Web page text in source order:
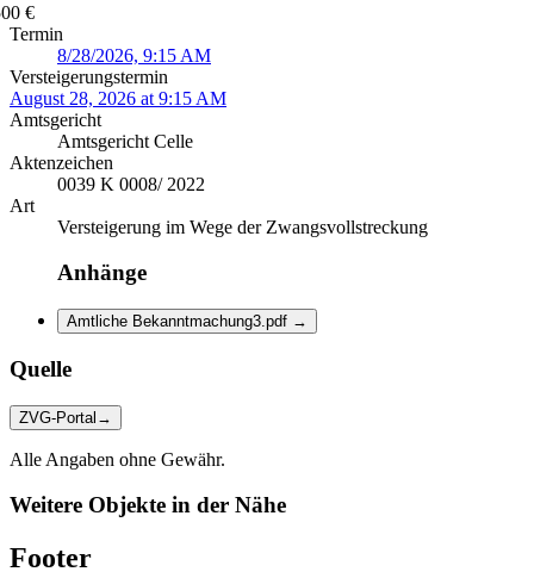
€
Termin
8/28/2026, 9:15 AM
Versteigerungstermin
August 28, 2026 at 9:15 AM
Amtsgericht
Amtsgericht Celle
Aktenzeichen
0039 K 0008/ 2022
Art
Versteigerung im Wege der Zwangsvollstreckung
Anhänge
Amtliche Bekanntmachung3.pdf →
Quelle
ZVG-Portal →
Alle Angaben ohne Gewähr.
Weitere Objekte in der Nähe
Footer